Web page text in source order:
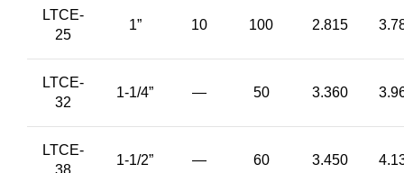
LTCE-
25
1” 10 100 2.815
LTCE-
32
1-1/4” — 50 3.360
LTCE-
1-1/2” — 60 3.450